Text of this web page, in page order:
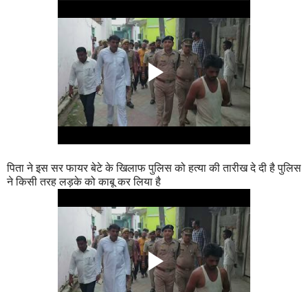
पिता ने इस सर फायर बेटे के खिलाफ पुलिस को हत्या की तारीख दे दी है पुलिस
ने किसी तरह लड़के को काबू कर लिया है